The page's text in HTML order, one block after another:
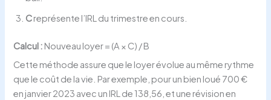
Creprésente l’IRL du trimestre en cours.
Calcul : Nouveau loyer = (A × C) / B
Cette méthode assure que le loyer évolue au même rythme
que le coût de la vie. Par exemple, pour un bien loué 700 €
en janvier 2023 avec un IRL de 138,56, et une révision en